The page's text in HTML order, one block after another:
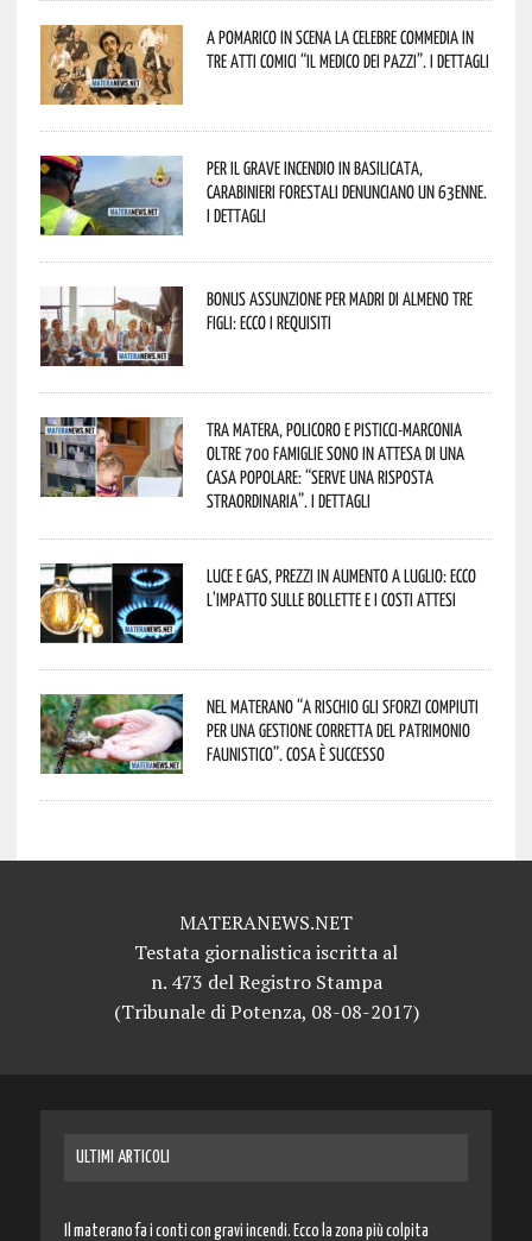
A Pomarico in scena la celebre commedia in
tre atti comici “Il medico dei pazzi”. I dettagli
Per il grave incendio in Basilicata,
Carabinieri forestali denunciano un 63enne.
I dettagli
Bonus assunzione per madri di almeno tre
figli: ecco i requisiti
Tra Matera, Policoro e Pisticci-Marconia
oltre 700 famiglie sono in attesa di una
casa popolare: “serve una risposta
straordinaria”. I dettagli
Luce e gas, prezzi in aumento a luglio: ecco
l’impatto sulle bollette e i costi attesi
Nel materano “a rischio gli sforzi compiuti
per una gestione corretta del patrimonio
faunistico”. Cosa è successo
MATERANEWS.NET
Testata giornalistica iscritta al
n. 473 del Registro Stampa
(Tribunale di Potenza, 08-08-2017)
ULTIMI ARTICOLI
Il materano fa i conti con gravi incendi. Ecco la zona più colpita